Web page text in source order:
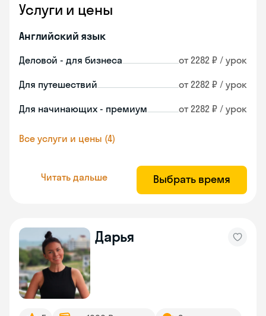
Услуги и цены
Английский язык
Деловой - для бизнеса от 2282 ₽ / урок
Для путешествий от 2282 ₽ / урок
Для начинающих - премиум от 2282 ₽ / урок
Все услуги и цены (4)
Читать дальше Выбрать время
Дарья